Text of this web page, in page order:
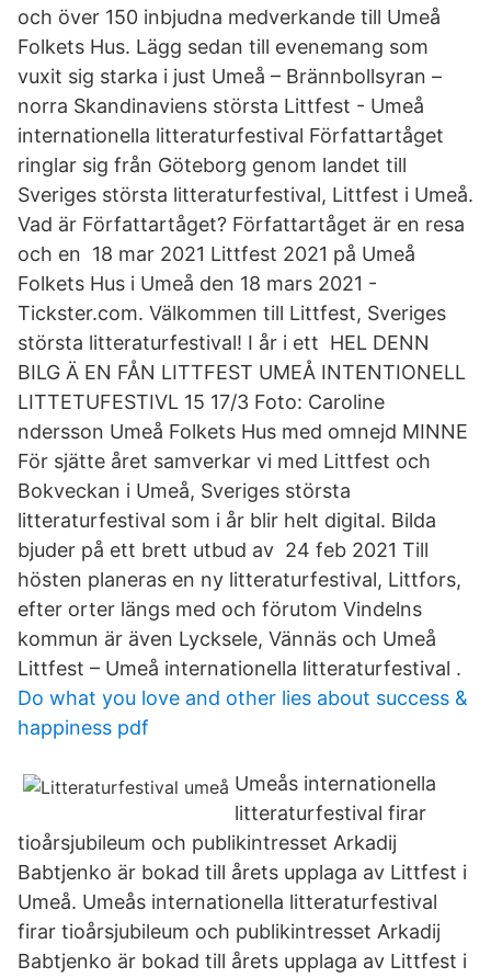
och över 150 inbjudna medverkande till Umeå
Folkets Hus. Lägg sedan till evenemang som
vuxit sig starka i just Umeå – Brännbollsyran –
norra Skandinaviens största Littfest - Umeå
internationella litteraturfestival Författartåget
ringlar sig från Göteborg genom landet till
Sveriges största litteraturfestival, Littfest i Umeå.
Vad är Författartåget? Författartåget är en resa
och en 18 mar 2021 Littfest 2021 på Umeå
Folkets Hus i Umeå den 18 mars 2021 -
Tickster.com. Välkommen till Littfest, Sveriges
största litteraturfestival! I år i ett HEL DENN
BILG Ä EN FÅN LITTFEST UMEÅ INTENTIONELL
LITTETUFESTIVL 15 17/3 Foto: Caroline
ndersson Umeå Folkets Hus med omnejd MINNE
För sjätte året samverkar vi med Littfest och
Bokveckan i Umeå, Sveriges största
litteraturfestival som i år blir helt digital. Bilda
bjuder på ett brett utbud av 24 feb 2021 Till
hösten planeras en ny litteraturfestival, Littfors,
efter orter längs med och förutom Vindelns
kommun är även Lycksele, Vännäs och Umeå
Littfest – Umeå internationella litteraturfestival .
Do what you love and other lies about success &
happiness pdf
Umeås internationella
litteraturfestival firar
tioårsjubileum och publikintresset Arkadij
Babtjenko är bokad till årets upplaga av Littfest i
Umeå. Umeås internationella litteraturfestival
firar tioårsjubileum och publikintresset Arkadij
Babtjenko är bokad till årets upplaga av Littfest i